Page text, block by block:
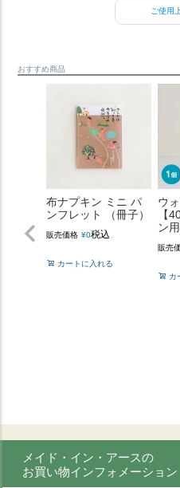
ご使用
おすすめ商品
布ナプキン ミニ パ
ンフレット （冊子）
販売価格 ¥0税込
カートに入れる
ウ
【
ン
販売
カ
メイド・イン・アースの
お買い物インフォメーション